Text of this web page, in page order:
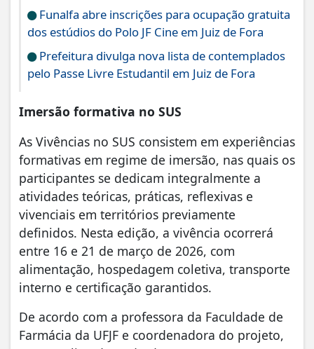
Funalfa abre inscrições para ocupação gratuita
dos estúdios do Polo JF Cine em Juiz de Fora
Prefeitura divulga nova lista de contemplados
pelo Passe Livre Estudantil em Juiz de Fora
Imersão formativa no SUS
As Vivências no SUS consistem em experiências
formativas em regime de imersão, nas quais os
participantes se dedicam integralmente a
atividades teóricas, práticas, reflexivas e
vivenciais em territórios previamente
definidos. Nesta edição, a vivência ocorrerá
entre 16 e 21 de março de 2026, com
alimentação, hospedagem coletiva, transporte
interno e certificação garantidos.
De acordo com a professora da Faculdade de
Farmácia da UFJF e coordenadora do projeto,